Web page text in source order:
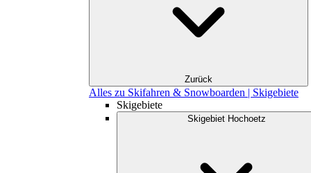
Zurück
Alles zu Skifahren & Snowboarden | Skigebiete
Skigebiete
Skigebiet Hochoetz